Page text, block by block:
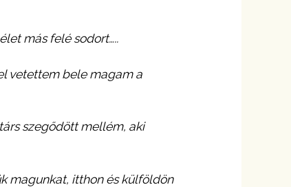
más felé sodort…..
vetettem bele magam a
szegődött mellém, aki
magunkat, itthon és külföldön